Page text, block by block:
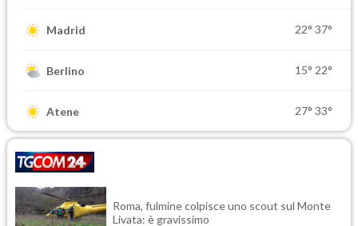
Madrid 22° 37°
Berlino 15° 22°
Atene 27° 33°
Roma, fulmine colpisce uno scout sul Monte
Livata: è gravissimo